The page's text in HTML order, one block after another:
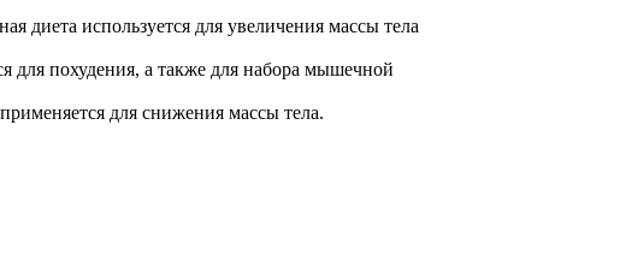
диета используется для увеличения массы тела
для похудения, а также для набора мышечной
для снижения массы тела.